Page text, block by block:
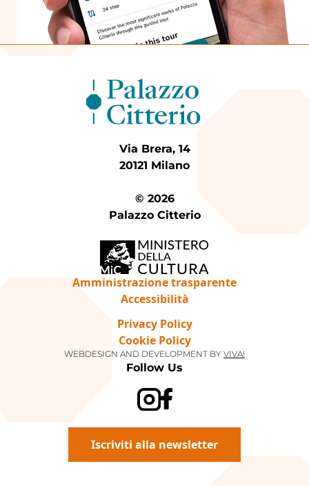
Via Brera, 14
20121 Milano
© 2026
Palazzo Citterio
Follow Us
Iscriviti alla newsletter
Amministrazione trasparente
Accessibilità
Privacy Policy
Cookie Policy
WEBDESIGN AND DEVELOPMENT BY VIVA!